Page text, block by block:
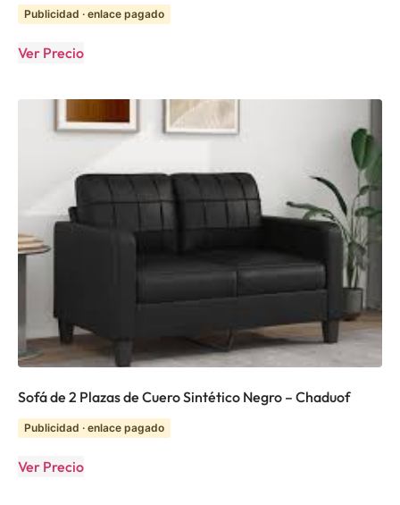
Publicidad · enlace pagado
Ver Precio
Sofá de 2 Plazas de Cuero Sintético Negro – Chaduof
Publicidad · enlace pagado
Ver Precio